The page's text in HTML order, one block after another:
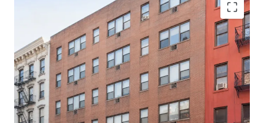
100% Free Market Converted from commercial use
in the 1980’s
World Class location steps from Bloomingdales
Flagship store & HQ
Elevator building 25 apartments & 2 commercial
spaces